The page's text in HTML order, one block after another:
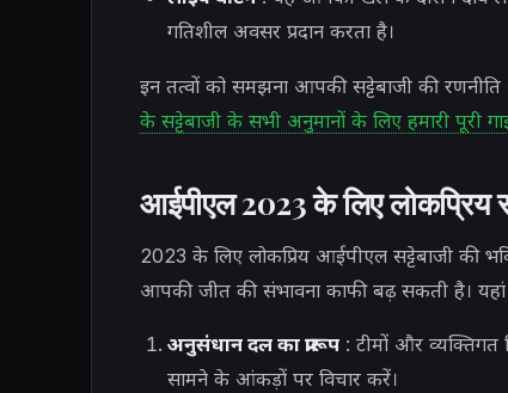
गतिशील अवसर प्रदान करता है।
इन तत्वों को समझना आपकी सट्टेबाजी की
के सट्टेबाजी के सभी अनुमानों के लिए हमारी पूरी
आईपीएल 2023 के लिए लोकप्रिय
2023 के लिए लोकप्रिय आईपीएल सट्टेबाजी की
आपकी जीत की संभावना काफी बढ़ सकती है।
अनुसंधान दल का प्रारूप: टीमों और व्यक्तिगत
सामने के आंकड़ों पर विचार करें।